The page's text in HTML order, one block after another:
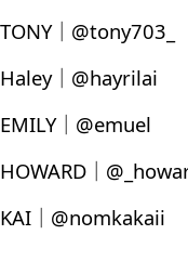
TONY｜@tony703_
Haley｜@hayrilai
EMILY｜@emuel
HOWARD｜
KAI｜@nomkakaii